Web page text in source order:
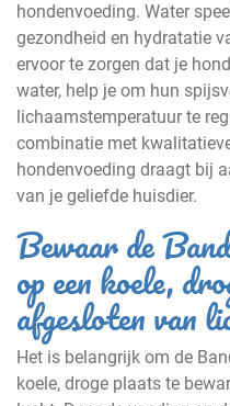
hondenvoeding. Water
gezondheid en hydratatie
ervoor te zorgen dat je
water, help je om hun
lichaamstemperatuur te
combinatie met
hondenvoeding draagt bij
van je geliefde huisdier.
Bewaar de
op een koele,
afgesloten van
Het is belangrijk om de
koele, droge plaats te